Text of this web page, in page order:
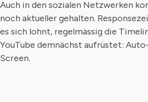
Auch in den sozialen Netzwerken
noch aktueller gehalten.
es sich lohnt, regelmässig die
YouTube demnächst aufrüstet:
Screen.